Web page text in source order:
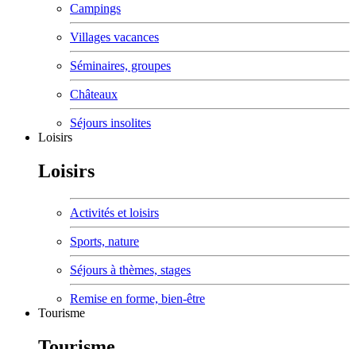
Campings
Villages vacances
Séminaires, groupes
Châteaux
Séjours insolites
Loisirs
Loisirs
Activités et loisirs
Sports, nature
Séjours à thèmes, stages
Remise en forme, bien-être
Tourisme